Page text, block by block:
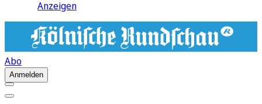
Anzeigen
Abo
Anmelden